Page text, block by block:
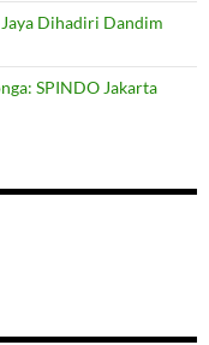
Dihadiri Dandim
SPINDO Jakarta